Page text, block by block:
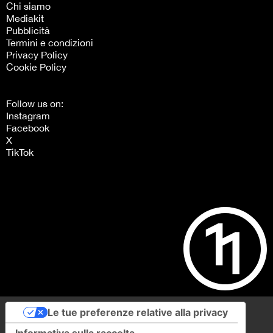
Chi siamo
Mediakit
Pubblicità
Termini e condizioni
Privacy Policy
Cookie Policy
Follow us on:
Instagram
Facebook
X
TikTok
Le tue preferenze relative alla privacy